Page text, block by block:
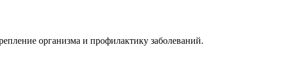
организма и профилактику заболеваний.